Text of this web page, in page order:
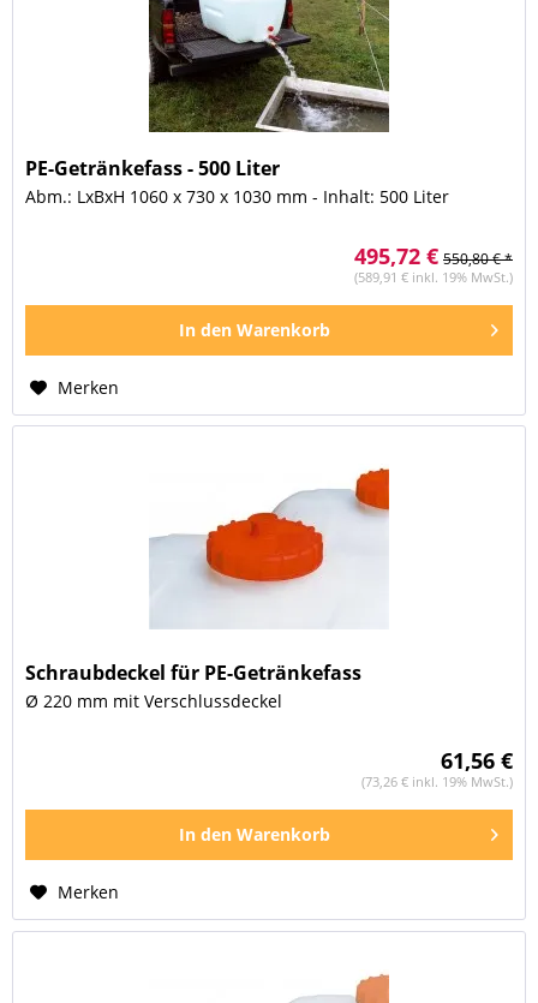
PE-Getränkefass - 500 Liter
Abm.: LxBxH 1060 x 730 x 1030 mm - Inhalt: 500 Liter
495,72 € 550,80 € *
(589,91 € inkl. 19% MwSt.)
In den Warenkorb
Merken
Schraubdeckel für PE-Getränkefass
Ø 220 mm mit Verschlussdeckel
61,56 €
(73,26 € inkl. 19% MwSt.)
In den Warenkorb
Merken